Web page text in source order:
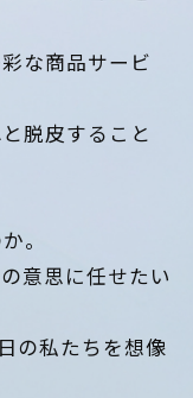
な商品サービ
脱皮すること
。
意思に任せたい
の私たちを想像